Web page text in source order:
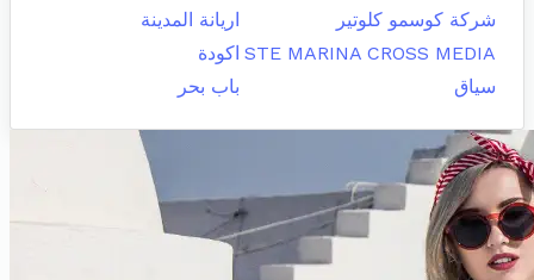
شركة كوسمو كلوتير
اريانة المدينة
STE MARINA CROSS MEDIA اكودة
سياق
باب بحر